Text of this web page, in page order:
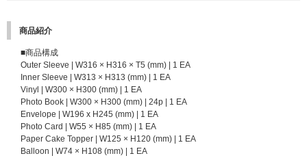
商品紹介
■商品構成
Outer Sleeve | W316 × H316 × T5 (mm) | 1 EA
Inner Sleeve | W313 × H313 (mm) | 1 EA
Vinyl | W300 × H300 (mm) | 1 EA
Photo Book | W300 × H300 (mm) | 24p | 1 EA
Envelope | W196 x H245 (mm) | 1 EA
Photo Card | W55 × H85 (mm) | 1 EA
Paper Cake Topper | W125 × H120 (mm) | 1 EA
Balloon | W74 × H108 (mm) | 1 EA